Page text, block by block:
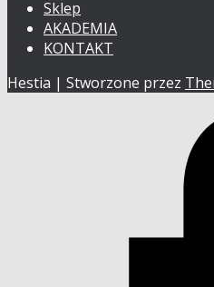
Sklep
AKADEMIA
KONTAKT
Hestia | Stworzone przez